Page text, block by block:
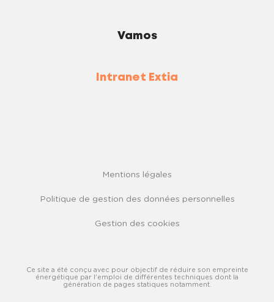
Vamos
Intranet Extia
Mentions légales
Politique de gestion des données personnelles
Gestion des cookies
Ce site a été conçu avec pour objectif de réduire son empreinte
énergétique par l'emploi de différentes techniques dont la
génération de pages statiques notamment.